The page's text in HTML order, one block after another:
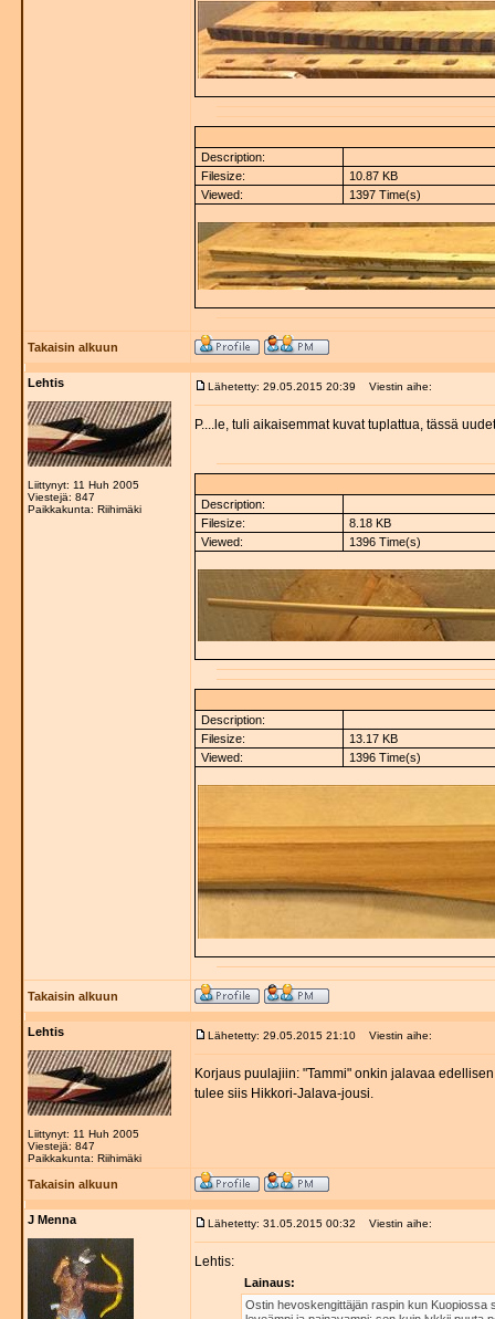
Description:
Filesize:
10.87 KB
Viewed:
1397 Time(s)
Takaisin alkuun
Lehtis
Liittynyt: 11 Huh 2005
Viestejä: 847
Paikkakunta: Riihimäki
Lähetetty: 29.05.2015 20:39 Viestin aihe:
P....le, tuli aikaisemmat kuvat tuplattua, tässä
Description:
Filesize:
8.18 KB
Viewed:
1396 Time(s)
Description:
Filesize:
13.17 KB
Viewed:
1396 Time(s)
Takaisin alkuun
Lehtis
Liittynyt: 11 Huh 2005
Viestejä: 847
Paikkakunta: Riihimäki
Lähetetty: 29.05.2015 21:10 Viestin aihe:
Korjaus puulajiin: "Tammi" onkin jalavaa
tulee siis Hikkori-Jalava-jousi.
Takaisin alkuun
J Menna Lähetetty: 31.05.2015 00:32 Viestin aihe:
Lehtis:
Lainaus:
Ostin hevoskengittäjän raspin kun Kuopiossa